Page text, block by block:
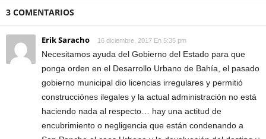
3 COMENTARIOS
Erik Saracho 16 diciembre, 2017 En 5:35 pm
Necesitamos ayuda del Gobierno del Estado para que
ponga orden en el Desarrollo Urbano de Bahía, el pasado
gobierno municipal dio licencias irregulares y permitió
construcciónes ilegales y la actual administración no está
haciendo nada al respecto… hay una actitud de
encubrimiento o negligencia que están condenando a